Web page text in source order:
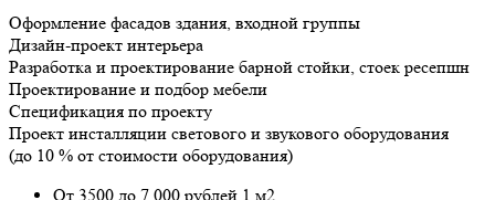
Оформление фасадов здания, входной группы
Дизайн-проект интерьера
Разработка и проектирование барной стойки, стоек ресепшн
Проектирование и подбор мебели
Спецификация по проекту
Проект инсталляции светового и звукового оборудования
(до 10 % от стоимости оборудования)
От 3500 до 7 000 рублей 1 м2